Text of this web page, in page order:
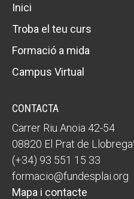
Inici
Troba el teu curs
Formació a mida
Campus Virtual
CONTACTA
Carrer Riu Anoia 42-54
08820 El Prat de
(+34) 93 551 15 33
formacio@fundesplai.org
Mapa i contacte